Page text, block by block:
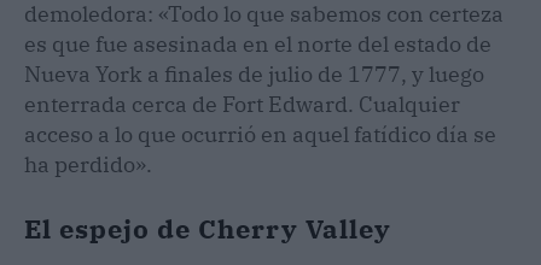
demoledora: «Todo lo que sabemos con certeza
es que fue asesinada en el norte del estado de
Nueva York a finales de julio de 1777, y luego
enterrada cerca de Fort Edward. Cualquier
acceso a lo que ocurrió en aquel fatídico día se
ha perdido».
El espejo de Cherry Valley